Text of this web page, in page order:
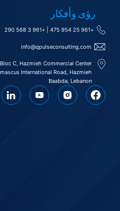
رؤى وأفكار
+961 25 954 475
|
info@qpulseconsulting.com
2nd floor, Bloc C, Hazmieh Commercial Center,